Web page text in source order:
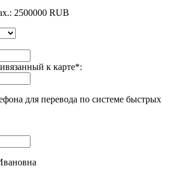
2500000 RUB
к карте*:
для перевода по системе быстрых